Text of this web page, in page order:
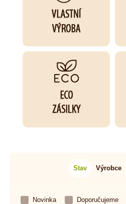
Stav Výrobce
Novinka Doporučujeme